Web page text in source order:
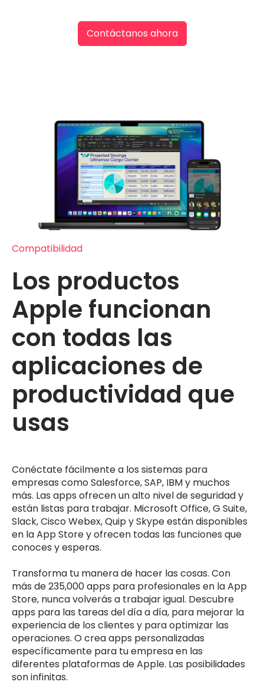
Contáctanos ahora
Compatibilidad
Los productos
Apple funcionan
con todas las
aplicaciones de
productividad que
usas
Conéctate fácilmente a los sistemas para
empresas como Salesforce, SAP, IBM y muchos
más. Las apps ofrecen un alto nivel de seguridad y
están listas para trabajar. Microsoft Office, G Suite,
Slack, Cisco Webex, Quip y Skype están disponibles
en la App Store y ofrecen todas las funciones que
conoces y esperas.
Transforma tu manera de hacer las cosas. Con
más de 235,000 apps para profesionales en la App
Store, nunca volverás a trabajar igual. Descubre
apps para las tareas del día a día, para mejorar la
experiencia de los clientes y para optimizar las
operaciones. O crea apps personalizadas
específicamente para tu empresa en las
diferentes plataformas de Apple. Las posibilidades
son infinitas.